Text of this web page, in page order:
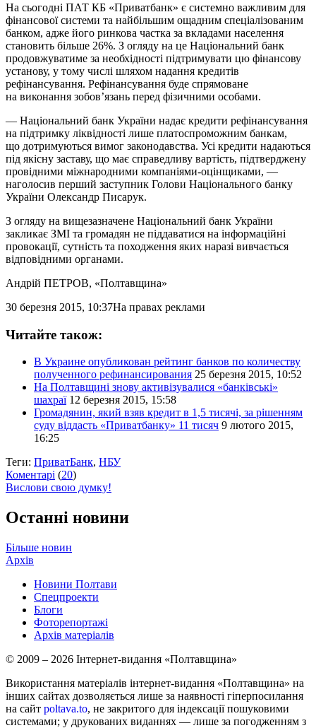
На сьогодні ПАТ КБ «Приватбанк» є системно важливим для
фінансової системи та найбільшим ощадним спеціалізованим
банком, адже його ринкова частка за вкладами населення
становить більше 26%. З огляду на це Національний банк
продовжуватиме за необхідності підтримувати цю фінансову
установу, у тому числі шляхом надання кредитів
рефінансування. Рефінансування буде спрямоване
на виконання зобов’язань перед фізичними особами.
— Національний банк України надає кредити рефінансування
на підтримку ліквідності лише платоспроможним банкам,
що дотримуються вимог законодавства. Усі кредити надаються
під якісну заставу, що має справедливу вартість, підтверджену
провідними міжнародними компаніями-оцінщиками, —
наголосив перший заступник Голови Національного банку
України Олександр Писарук.
З огляду на вищезазначене Національний банк України
закликає ЗМІ та громадян не піддаватися на інформаційні
провокації, сутність та походження яких наразі вивчається
відповідними органами.
Андрій ПЕТРОВ, «Полтавщина»
30 березня 2015, 10:37На правах реклами
Читайте також:
В Украине опубликован рейтинг банков по количеству
полученного рефинансирования 25 березня 2015, 10:52
На Полтавщині знову активізувалися «банківські»
шахраї 12 березня 2015, 15:58
Громадянин, який взяв кредит в 1,5 тисячі, за рішенням
суду віддасть «Приватбанку» 11 тисяч 9 лютого 2015,
16:25
Теги: ПриватБанк, НБУ
Коментарі (20)
Вислови свою думку!
Останні новини
Більше новин
Архів
Новини Полтави
Спецпроекти
Блоги
Фоторепортажі
Архів матеріалів
© 2009 – 2026 Інтернет-видання «Полтавщина»
Використання матеріалів інтернет-видання «Полтавщина» на
інших сайтах дозволяється лише за наявності гіперпосилання
на сайт poltava.to, не закритого для індексації пошуковими
системами; у друкованих виданнях — лише за погодженням з